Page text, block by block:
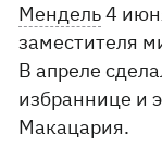
Мендель4
заместителя
В апреле
избраннице и
Макацария.